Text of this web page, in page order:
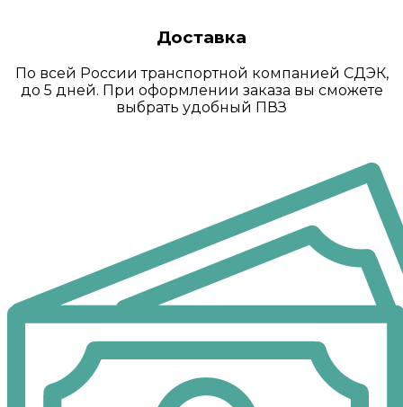
Доставка
По всей России транспортной компанией СДЭК,
до 5 дней. При оформлении заказа вы сможете
выбрать удобный ПВЗ